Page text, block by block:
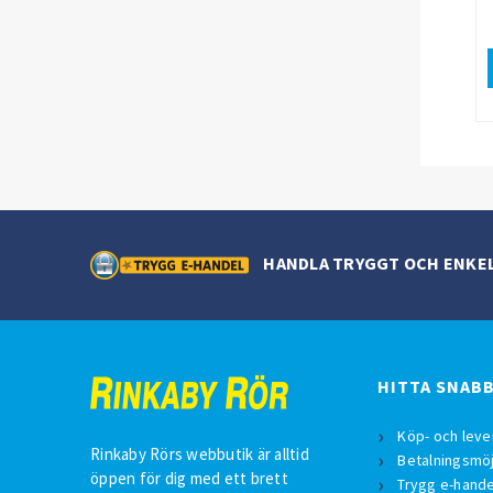
HANDLA TRYGGT OCH
Rinkaby Rörs webbutik är alltid
öppen för dig med ett brett
HITTA
Köp- och
Trygg e-